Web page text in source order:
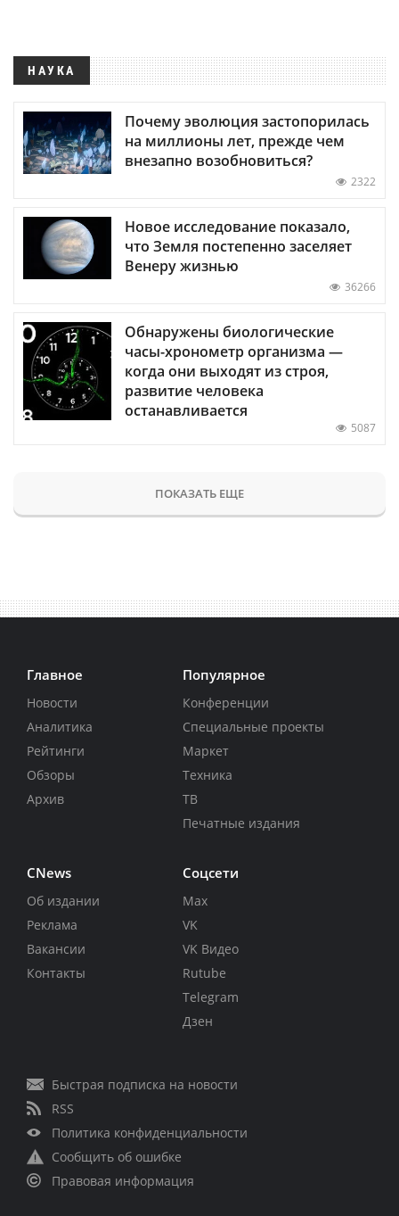
НАУКА
Почему эволюция застопорилась
на миллионы лет, прежде чем
внезапно возобновиться?
2322
Новое исследование показало,
что Земля постепенно заселяет
Венеру жизнью
36266
Обнаружены биологические
часы-хронометр организма —
когда они выходят из строя,
развитие человека
останавливается
5087
ПОКАЗАТЬ ЕЩЕ
Главное
Новости
Аналитика
Рейтинги
Обзоры
Архив
Популярное
Конференции
Специальные проекты
Маркет
Техника
ТВ
Печатные издания
CNews
Об издании
Реклама
Вакансии
Контакты
Соцсети
Max
VK
VK Видео
Rutube
Telegram
Дзен
Быстрая подписка на новости
RSS
Политика конфиденциальности
Сообщить об ошибке
Правовая информация